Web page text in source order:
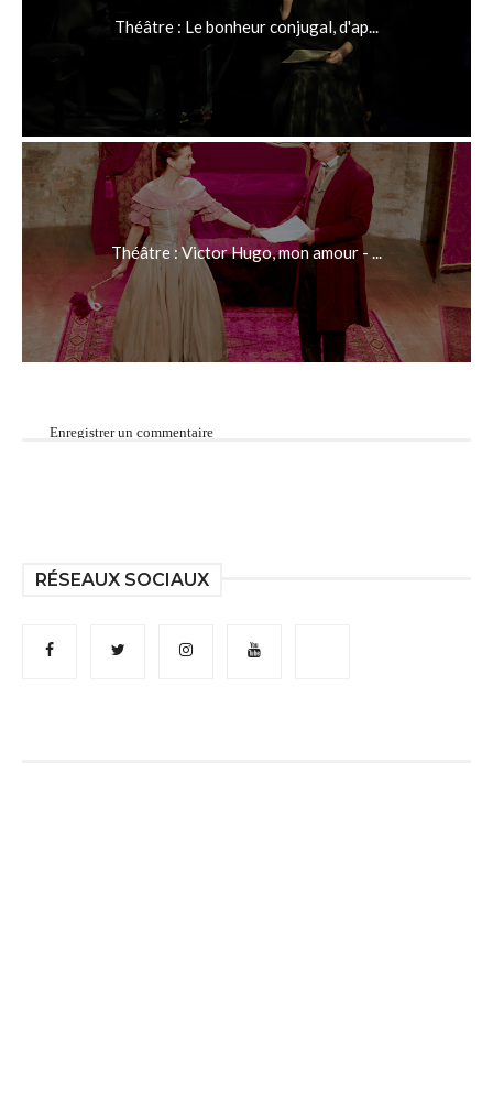
Théâtre : Le bonheur conjugal, d'ap...
Théâtre : Victor Hugo, mon amour - ...
Enregistrer un commentaire
RÉSEAUX SOCIAUX